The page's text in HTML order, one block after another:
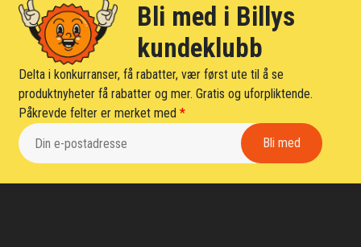
Bli med i Billys
kundeklubb
Delta i konkurranser, få rabatter, vær først ute til å se
produktnyheter få rabatter og mer. Gratis og uforpliktende.
Påkrevde felter er merket med*